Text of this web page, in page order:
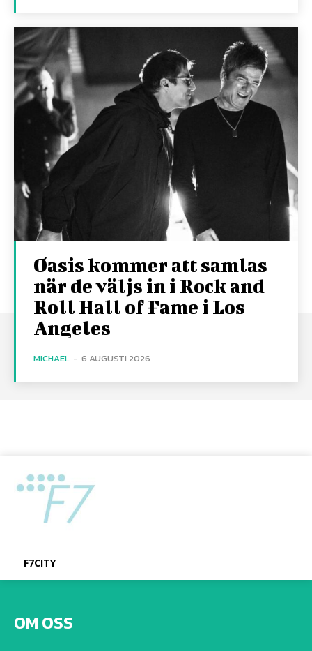
Oasis kommer att samlas
när de väljs in i Rock and
Roll Hall of Fame i Los
Angeles
MICHAEL - 6 AUGUSTI 2026
F7CITY
OM OSS